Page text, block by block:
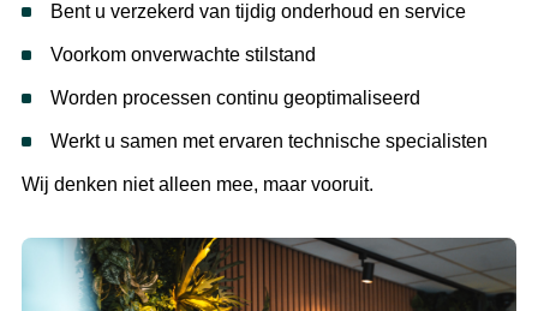
Bent u verzekerd van tijdig onderhoud en service
Voorkom onverwachte stilstand
Worden processen continu geoptimaliseerd
Werkt u samen met ervaren technische specialisten
Wij denken niet alleen mee, maar vooruit.